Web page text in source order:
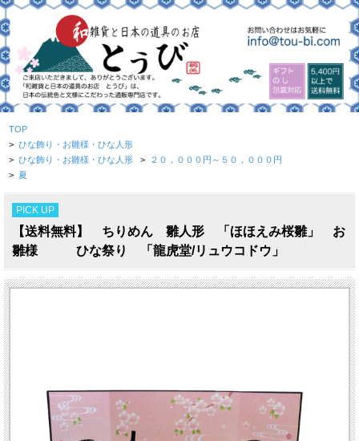
TOP
> ひな飾り・お雛様・ひな人形
> ひな飾り・お雛様・ひな人形 > ２０，０００円～５０，０００円
> 夏
PICK UP
【送料無料】 ちりめん 雛人形 「ほほえみ桜雛」 お
雛様 ひな祭り 「龍虎堂/リュウコドウ」